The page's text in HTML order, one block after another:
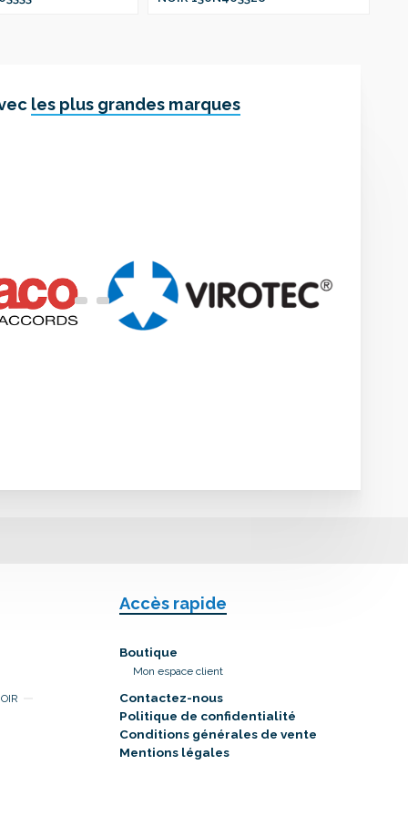
les plus grandes marques
Accès rapide
Boutique
Mon espace client
Contactez-nous
Politique de confidentialité
Conditions générales de vente
Mentions légales